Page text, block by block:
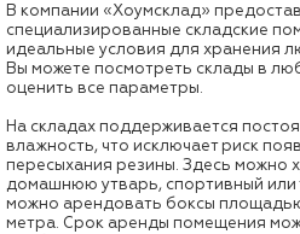
В компании «Хоумсклад»
специализированные складские
идеальные условия для хранения
Вы можете посмотреть склады в
оценить все параметры.
На складах поддерживается
влажность, что исключает риск
пересыхания резины. Здесь можно
домашнюю утварь, спортивный или
можно арендовать боксы
метра. Срок аренды помещения